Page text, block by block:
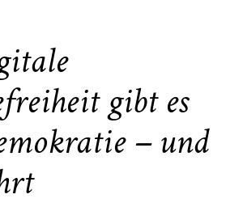
gibt es
– und